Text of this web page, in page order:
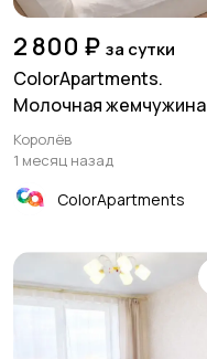
2 800 ₽ за сутки
ColorApartments.
Молочная жемчужина
Королёв
1 месяц назад
ColorApartments